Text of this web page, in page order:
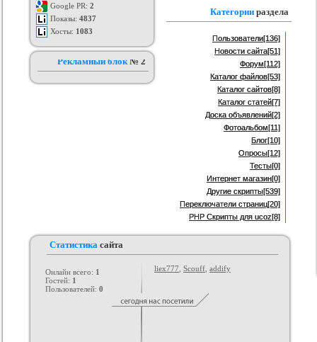
Google PR: 2
Показы: 4837
Хосты: 1083
Рекламный блок№ 2
Категории раздела
Пользователи[136]
Новости сайта[51]
Форум[112]
Каталог файлов[53]
Каталог сайтов[8]
Каталог статей[7]
Доска объявлений[2]
Фотоальбом[11]
Блог[10]
Опросы[12]
Тесты[0]
Интернет магазин[0]
Другие скрипты[539]
Переключатели страниц[20]
PHP Скрипты для ucoz[8]
Статистика сайта
Онлайн всего: 1
Гостей: 1
Пользователей: 0
liex777 Scouff addify